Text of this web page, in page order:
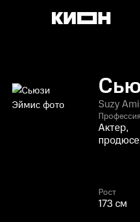
Suzy
Профессия
Актер,
Рост
173 см